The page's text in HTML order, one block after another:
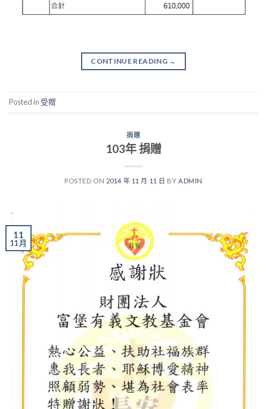
CONTINUE READING →
Posted in 受贈
捐贈
103年 捐贈
POSTED ON 2014 年 11 月 11 日 BY ADMIN
11
11 月